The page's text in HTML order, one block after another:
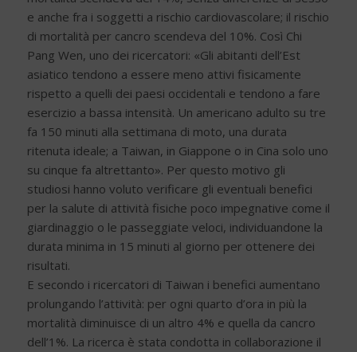
e anche fra i soggetti a rischio cardiovascolare; il rischio
di mortalità per cancro scendeva del 10%. Così Chi
Pang Wen, uno dei ricercatori: «Gli abitanti dell’Est
asiatico tendono a essere meno attivi fisicamente
rispetto a quelli dei paesi occidentali e tendono a fare
esercizio a bassa intensità. Un americano adulto su tre
fa 150 minuti alla settimana di moto, una durata
ritenuta ideale; a Taiwan, in Giappone o in Cina solo uno
su cinque fa altrettanto». Per questo motivo gli
studiosi hanno voluto verificare gli eventuali benefici
per la salute di attività fisiche poco impegnative come il
giardinaggio o le passeggiate veloci, individuandone la
durata minima in 15 minuti al giorno per ottenere dei
risultati.
E secondo i ricercatori di Taiwan i benefici aumentano
prolungando l’attività: per ogni quarto d’ora in più la
mortalità diminuisce di un altro 4% e quella da cancro
dell’1%. La ricerca è stata condotta in collaborazione il